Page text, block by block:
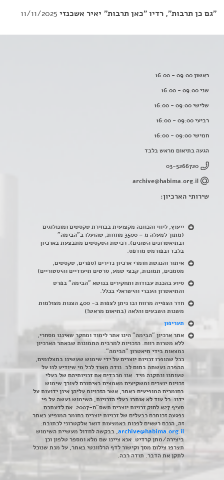
"גם כן תרבות", רדיו "כאן תרבות" יאיר אשכנזי 11/11/2025
ראשון 09:00 - 16:00
שני 09:00 - 16:00
שלישי 09:00 - 16:00
רביעי 09:00 - 16:00
חמישי 09:00 - 16:00
הגעה בתיאום מראש בלבד
03-5266720
archive@habima.org.il
שירותי הארכיון:
ייעוץ, ליווי והכוונה מקצועית בבחירת טקסטים ומונולוגים
(מתוך למעלה מ – 3500 מחזות, שהועלו ב"הבימה"
ובתיאטרונים השונים). רכישת הטקסטים מתבצעת בארכיון
בלבד ובפורמט מודפס.
איתור והנגשת חומרי ארכיון נדירים (ספרים, טקסטים,
מסמכים, תמונות, קבצי שמע, סרטים תיעודיים והיסטוריים)
סיוע בהכנת עבודות ותחקירים בנושא "הבימה" בפרט
והתיאטרון העברי והישראלי בכלל.
חדר הצפייה מרווח ובו ניתן לצפות ב- 400 הצגות מצולמות
משנות השבעים והלאה (בתיאום מראש!)
תעריפון
אתר ארכיון "הבימה" הינו אתר לימוד ומחקר שאיננו מסחרי,
ללא מטרות רווח. הזכויות למרבית התמונות שבאתר הארכיון
נמצאות בידי תיאטרון "הבימה".
ככל שהופרו זכויות יוצרים על ידי שימוש שעשינו בתצלומים,
ההפרה נעשתה בתום לב. נודה מאוד לכל מי שיודיע לנו על
טעותנו ונתקנה מיד. אנו מכבדים את זכויותיהם של בעלי
זכויות יוצרים ומשקיעים מאמצים באיתורם לצורך שימוש
בחומרים המופיעים באתר, אשר הזכויות עליהן אינן ידועות על
ידנו. כל עוד לא אותרו בעלי הזכויות, השימוש נעשה על פי
סעיף 27א לחוק זכויות יוצרים תשס"ח-2007. אם לדעתכם
נפגעה זכותכם כבעלים של זכויות יוצרים בחומר המופיע באתר
זה, הנכם רשאים לפנות באמצעות דואר אלקטרוני לכתובת:
archive@habima.org.il, בבקשה לחדול מעשיית השימוש
ביצירה/מתן קרדיט. אנא ציינו שם מלא ומספר טלפון וכן
תצרפו צילום מסך וקישור לדף הרלוונטי באתר, על מנת שנוכל
לתקן את הדבר. תודה רבה.